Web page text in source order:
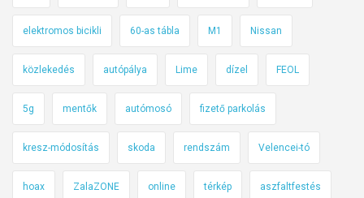
S
i
n
t
ü
n
elektromos bicikli 60-as tábla M1 Nissan
közlekedés autópálya Lime dízel FEOL
5g mentők autómosó fizető parkolás
kresz-módosítás skoda rendszám Velencei-tó
hoax ZalaZONE online térkép aszfaltfestés